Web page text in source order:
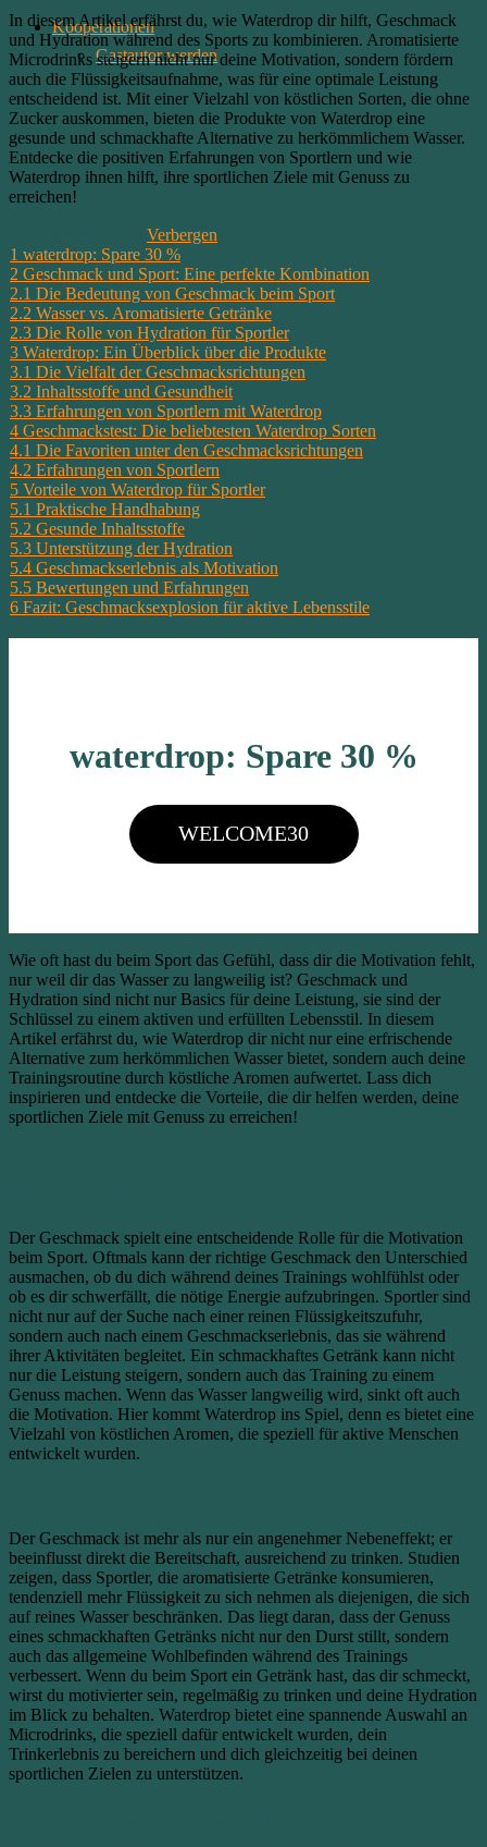
Kooperationen
Gastautor werden
In diesem Artikel erfährst du, wie Waterdrop dir hilft, Geschmack
und Hydration während des Sports zu kombinieren. Aromatisierte
Microdrinks steigern nicht nur deine Motivation, sondern fördern
auch die Flüssigkeitsaufnahme, was für eine optimale Leistung
entscheidend ist. Mit einer Vielzahl von köstlichen Sorten, die ohne
Zucker auskommen, bieten die Produkte von Waterdrop eine
gesunde und schmackhafte Alternative zu herkömmlichem Wasser.
Entdecke die positiven Erfahrungen von Sportlern und wie
Waterdrop ihnen hilft, ihre sportlichen Ziele mit Genuss zu
erreichen!
Verbergen
1 waterdrop: Spare 30 %
2 Geschmack und Sport: Eine perfekte Kombination
2.1 Die Bedeutung von Geschmack beim Sport
2.2 Wasser vs. Aromatisierte Getränke
2.3 Die Rolle von Hydration für Sportler
3 Waterdrop: Ein Überblick über die Produkte
3.1 Die Vielfalt der Geschmacksrichtungen
3.2 Inhaltsstoffe und Gesundheit
3.3 Erfahrungen von Sportlern mit Waterdrop
4 Geschmackstest: Die beliebtesten Waterdrop Sorten
4.1 Die Favoriten unter den Geschmacksrichtungen
4.2 Erfahrungen von Sportlern
5 Vorteile von Waterdrop für Sportler
5.1 Praktische Handhabung
5.2 Gesunde Inhaltsstoffe
5.3 Unterstützung der Hydration
5.4 Geschmackserlebnis als Motivation
5.5 Bewertungen und Erfahrungen
6 Fazit: Geschmacksexplosion für aktive Lebensstile
waterdrop: Spare 30 %
WELCOME30
Wie oft hast du beim Sport das Gefühl, dass dir die Motivation fehlt,
nur weil dir das Wasser zu langweilig ist? Geschmack und
Hydration sind nicht nur Basics für deine Leistung, sie sind der
Schlüssel zu einem aktiven und erfüllten Lebensstil. In diesem
Artikel erfährst du, wie Waterdrop dir nicht nur eine erfrischende
Alternative zum herkömmlichen Wasser bietet, sondern auch deine
Trainingsroutine durch köstliche Aromen aufwertet. Lass dich
inspirieren und entdecke die Vorteile, die dir helfen werden, deine
sportlichen Ziele mit Genuss zu erreichen!
Der Geschmack spielt eine entscheidende Rolle für die Motivation
beim Sport. Oftmals kann der richtige Geschmack den Unterschied
ausmachen, ob du dich während deines Trainings wohlfühlst oder
ob es dir schwerfällt, die nötige Energie aufzubringen. Sportler sind
nicht nur auf der Suche nach einer reinen Flüssigkeitszufuhr,
sondern auch nach einem Geschmackserlebnis, das sie während
ihrer Aktivitäten begleitet. Ein schmackhaftes Getränk kann nicht
nur die Leistung steigern, sondern auch das Training zu einem
Genuss machen. Wenn das Wasser langweilig wird, sinkt oft auch
die Motivation. Hier kommt Waterdrop ins Spiel, denn es bietet eine
Vielzahl von köstlichen Aromen, die speziell für aktive Menschen
entwickelt wurden.
Der Geschmack ist mehr als nur ein angenehmer Nebeneffekt; er
beeinflusst direkt die Bereitschaft, ausreichend zu trinken. Studien
zeigen, dass Sportler, die aromatisierte Getränke konsumieren,
tendenziell mehr Flüssigkeit zu sich nehmen als diejenigen, die sich
auf reines Wasser beschränken. Das liegt daran, dass der Genuss
eines schmackhaften Getränks nicht nur den Durst stillt, sondern
auch das allgemeine Wohlbefinden während des Trainings
verbessert. Wenn du beim Sport ein Getränk hast, das dir schmeckt,
wirst du motivierter sein, regelmäßig zu trinken und deine Hydration
im Blick zu behalten. Waterdrop bietet eine spannende Auswahl an
Microdrinks, die speziell dafür entwickelt wurden, dein
Trinkerlebnis zu bereichern und dich gleichzeitig bei deinen
sportlichen Zielen zu unterstützen.